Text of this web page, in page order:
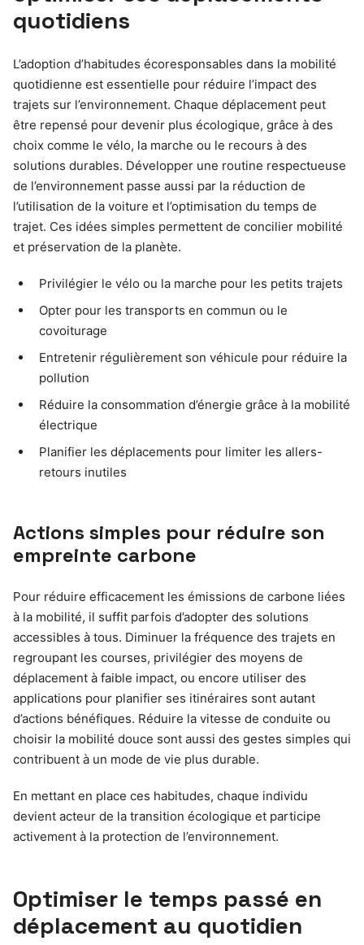
quotidiens
L’adoption d’habitudes écoresponsables dans la mobilité
quotidienne est essentielle pour réduire l’impact des
trajets sur l’environnement. Chaque déplacement peut
être repensé pour devenir plus écologique, grâce à des
choix comme le vélo, la marche ou le recours à des
solutions durables. Développer une routine respectueuse
de l’environnement passe aussi par la réduction de
l’utilisation de la voiture et l’optimisation du temps de
trajet. Ces idées simples permettent de concilier mobilité
et préservation de la planète.
Privilégier le vélo ou la marche pour les petits trajets
Opter pour les transports en commun ou le
covoiturage
Entretenir régulièrement son véhicule pour réduire la
pollution
Réduire la consommation d’énergie grâce à la mobilité
électrique
Planifier les déplacements pour limiter les allers-
retours inutiles
Actions simples pour réduire son
empreinte carbone
Pour réduire efficacement les émissions de carbone liées
à la mobilité, il suffit parfois d’adopter des solutions
accessibles à tous. Diminuer la fréquence des trajets en
regroupant les courses, privilégier des moyens de
déplacement à faible impact, ou encore utiliser des
applications pour planifier ses itinéraires sont autant
d’actions bénéfiques. Réduire la vitesse de conduite ou
choisir la mobilité douce sont aussi des gestes simples qui
contribuent à un mode de vie plus durable.
En mettant en place ces habitudes, chaque individu
devient acteur de la transition écologique et participe
activement à la protection de l’environnement.
Optimiser le temps passé en
déplacement au quotidien